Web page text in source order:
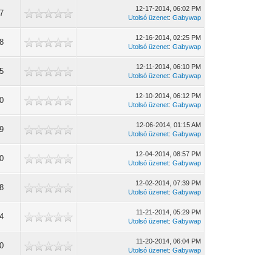
12-17-2014, 06:02 PM
Utolsó üzenet:Gabywap
12-16-2014, 02:25 PM
Utolsó üzenet:Gabywap
12-11-2014, 06:10 PM
Utolsó üzenet:Gabywap
12-10-2014, 06:12 PM
Utolsó üzenet:Gabywap
12-06-2014, 01:15 AM
Utolsó üzenet:Gabywap
12-04-2014, 08:57 PM
Utolsó üzenet:Gabywap
12-02-2014, 07:39 PM
Utolsó üzenet:Gabywap
11-21-2014, 05:29 PM
Utolsó üzenet:Gabywap
11-20-2014, 06:04 PM
Utolsó üzenet:Gabywap